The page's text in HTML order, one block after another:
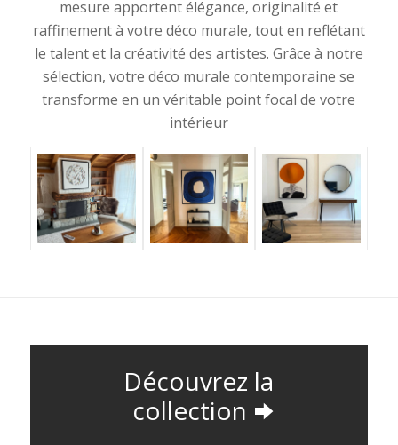
mesure apportent élégance, originalité et
raffinement à votre déco murale, tout en reflétant
le talent et la créativité des artistes. Grâce à notre
sélection, votre déco murale contemporaine se
transforme en un véritable point focal de votre
intérieur
Découvrez la
collection